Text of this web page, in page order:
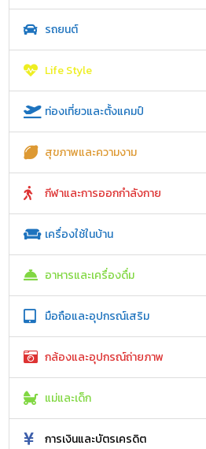
รถยนต์
Life Style
ท่องเที่ยวและตั้งแคมป์
สุขภาพและความงาม
กีฬาและการออกกำลังกาย
เครื่องใช้ในบ้าน
อาหารและเครื่องดื่ม
มือถือและอุปกรณ์เสริม
กล้องและอุปกรณ์ถ่ายภาพ
แม่และเด็ก
การเงินและบัตรเครดิต